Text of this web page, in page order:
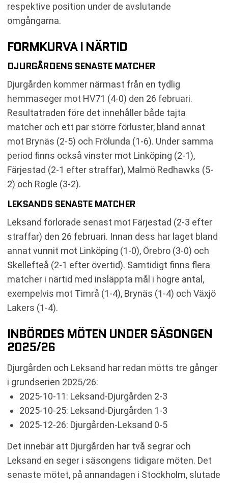
respektive position under de avslutande
omgångarna.
FORMKURVA I NÄRTID
DJURGÅRDENS SENASTE MATCHER
Djurgården kommer närmast från en tydlig
hemmaseger mot HV71 (4-0) den 26 februari.
Resultatraden före det innehåller både tajta
matcher och ett par större förluster, bland annat
mot Brynäs (2-5) och Frölunda (1-6). Under samma
period finns också vinster mot Linköping (2-1),
Färjestad (2-1 efter straffar), Malmö Redhawks (5-
2) och Rögle (3-2).
LEKSANDS SENASTE MATCHER
Leksand förlorade senast mot Färjestad (2-3 efter
straffar) den 26 februari. Innan dess har laget bland
annat vunnit mot Linköping (1-0), Örebro (3-0) och
Skellefteå (2-1 efter övertid). Samtidigt finns flera
matcher i närtid med insläppta mål i högre antal,
exempelvis mot Timrå (1-4), Brynäs (1-4) och Växjö
Lakers (1-4).
INBÖRDES MÖTEN UNDER SÄSONGEN
2025/26
Djurgården och Leksand har redan mötts tre gånger
i grundserien 2025/26:
2025-10-11: Leksand-Djurgården 2-3
2025-10-25: Leksand-Djurgården 1-3
2025-12-26: Djurgården-Leksand 0-5
Det innebär att Djurgården har två segrar och
Leksand en seger i säsongens tidigare möten. Det
senaste mötet, på annandagen i Stockholm, slutade